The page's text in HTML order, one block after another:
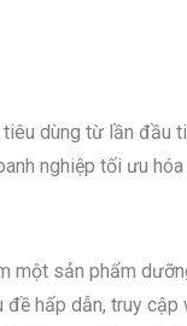
dùng từ lần đầu
nghiệp tối ưu
một sản phẩm
hấp dẫn, truy